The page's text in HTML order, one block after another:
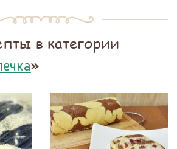
в категории
»